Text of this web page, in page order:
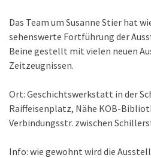
2
Das Team um Susanne Stier hat
sehenswerte Fortführung der
Beine gestellt mit vielen neuen
Zeitzeugnissen.
Ort: Geschichtswerkstatt in der
Raiffeisenplatz, Nähe KOB-
Verbindungsstr. zwischen
Info: wie gewohnt wird die